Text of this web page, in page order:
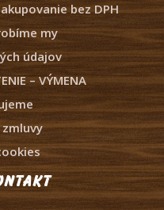
bez DPH
my
údajov
– VÝMENA